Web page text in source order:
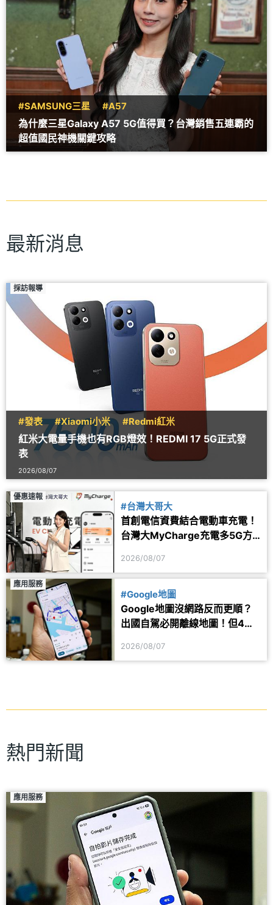
#SAMSUNG三星 #A57
為什麼三星Galaxy A57 5G值得買？台灣銷售五連霸的
超值國民神機關鍵攻略
最新消息
採訪報導
#發表 #Xiaomi小米 #Redmi紅米
紅米大電量手機也有RGB燈效！REDMI 17 5G正式發
表
2026/08/07
優惠速報
#台灣大哥大
首創電信資費結合電動車充電！
台灣大MyCharge充電多5G方
2026/08/07
應用服務
#Google地圖
Google地圖沒網路反而更順？
出國自駕必開離線地圖！但4項
2026/08/07
熱門新聞
應用服務